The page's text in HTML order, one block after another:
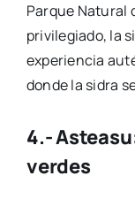
Parque Natural
privilegiado, la
experiencia
donde la sidra
4.-
verdes